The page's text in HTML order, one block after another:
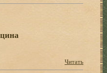
Читать